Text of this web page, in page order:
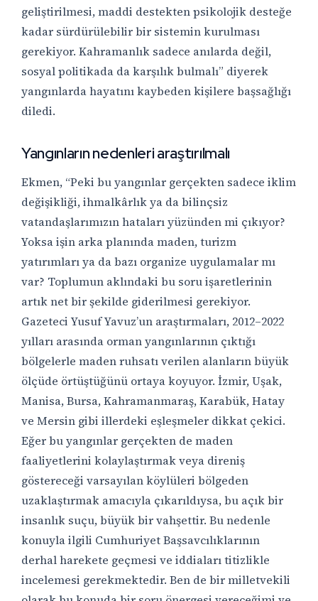
geliştirilmesi, maddi destekten psikolojik desteğe
kadar sürdürülebilir bir sistemin kurulması
gerekiyor. Kahramanlık sadece anılarda değil,
sosyal politikada da karşılık bulmalı” diyerek
yangınlarda hayatını kaybeden kişilere başsağlığı
diledi.
Yangınların nedenleri araştırılmalı
Ekmen, “Peki bu yangınlar gerçekten sadece iklim
değişikliği, ihmalkârlık ya da bilinçsiz
vatandaşlarımızın hataları yüzünden mi çıkıyor?
Yoksa işin arka planında maden, turizm
yatırımları ya da bazı organize uygulamalar mı
var? Toplumun aklındaki bu soru işaretlerinin
artık net bir şekilde giderilmesi gerekiyor.
Gazeteci Yusuf Yavuz’un araştırmaları, 2012–2022
yılları arasında orman yangınlarının çıktığı
bölgelerle maden ruhsatı verilen alanların büyük
ölçüde örtüştüğünü ortaya koyuyor. İzmir, Uşak,
Manisa, Bursa, Kahramanmaraş, Karabük, Hatay
ve Mersin gibi illerdeki eşleşmeler dikkat çekici.
Eğer bu yangınlar gerçekten de maden
faaliyetlerini kolaylaştırmak veya direniş
göstereceği varsayılan köylüleri bölgeden
uzaklaştırmak amacıyla çıkarıldıysa, bu açık bir
insanlık suçu, büyük bir vahşettir. Bu nedenle
konuyla ilgili Cumhuriyet Başsavcılıklarının
derhal harekete geçmesi ve iddiaları titizlikle
incelemesi gerekmektedir. Ben de bir milletvekili